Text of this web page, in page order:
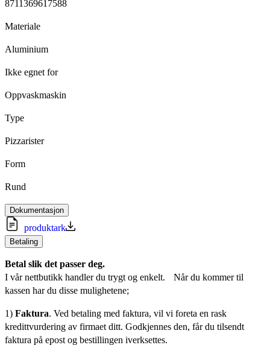
8711369617588
Materiale
Aluminium
Ikke egnet for
Oppvaskmaskin
Type
Pizzarister
Form
Rund
Dokumentasjon
produktark
Betaling
Betal slik det passer deg.
I vår nettbutikk handler du trygt og enkelt. Når du kommer til
kassen har du disse mulighetene;
1) Faktura. Ved betaling med faktura, vil vi foreta en rask
kredittvurdering av firmaet ditt. Godkjennes den, får du tilsendt
faktura på epost og bestillingen iverksettes.